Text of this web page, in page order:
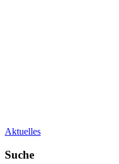
Aktuelles
Suche